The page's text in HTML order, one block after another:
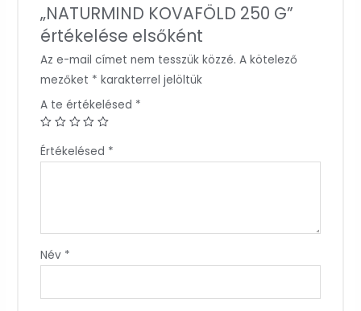
„NATURMIND KOVAFÖLD 250 G”
értékelése elsőként
Az e-mail címet nem tesszük közzé. A kötelező
mezőket * karakterrel jelöltük
A te értékelésed *
Értékelésed *
Név *